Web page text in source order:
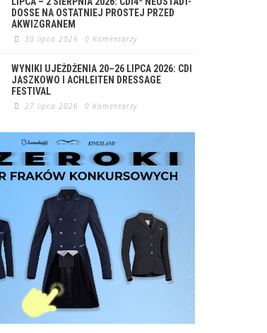
DOSSE NA OSTATNIEJ PROSTEJ PRZED
AKWIZGRANEM
30 lipca 2026 0 Komentarzy
WYNIKI UJEŻDŻENIA 20–26 LIPCA 2026: CDI
JASZKOWO I ACHLEITEN DRESSAGE
FESTIVAL
27 lipca 2026 0 Komentarzy